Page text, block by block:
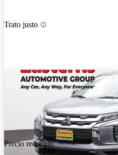
Trato justo
Precio reducido